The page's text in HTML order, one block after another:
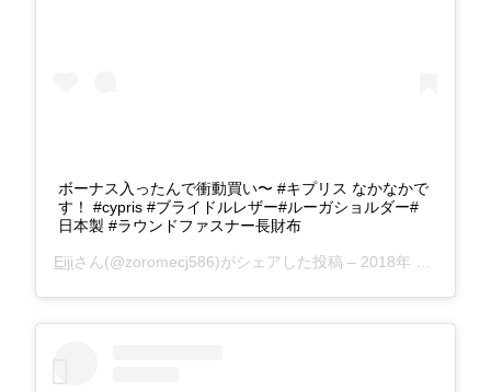
ボーナス入ったんで衝動買い〜 #キプリス なかなかで
す！ #cypris #ブライドルレザー#ルーガショルダー#
日本製 #ラウンドファスナー長財布
Eijiさん(@zoromecj586)がシェアした投稿 – 2018年 7月月7日午前7時42分PDT